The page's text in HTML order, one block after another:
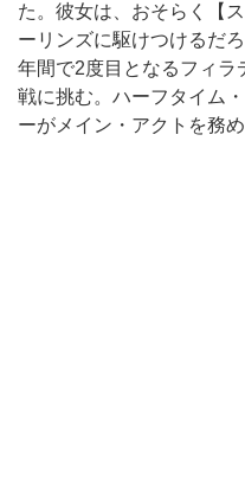
た。彼女は、おそらく【
ーリンズに駆けつけるだ
年間で2度目となるフィラ
戦に挑む。ハーフタイム
ーがメイン・アクトを務